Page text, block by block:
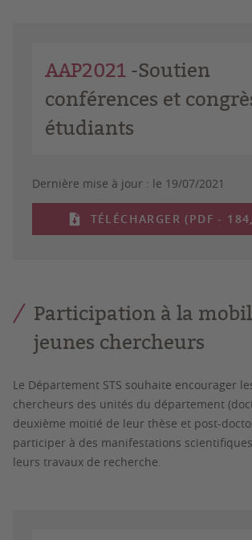
AAP2021 -Soutien
conférences et
étudiants
Dernière mise à jour : le 19/07/2021
TÉLÉCHARGER (PDF -
Participation à la
jeunes chercheurs
Le Département STS souhaite encourager
chercheurs des unités du département
deuxième moitié de leur thèse et post-
participer à des manifestations
leurs travaux de recherche.